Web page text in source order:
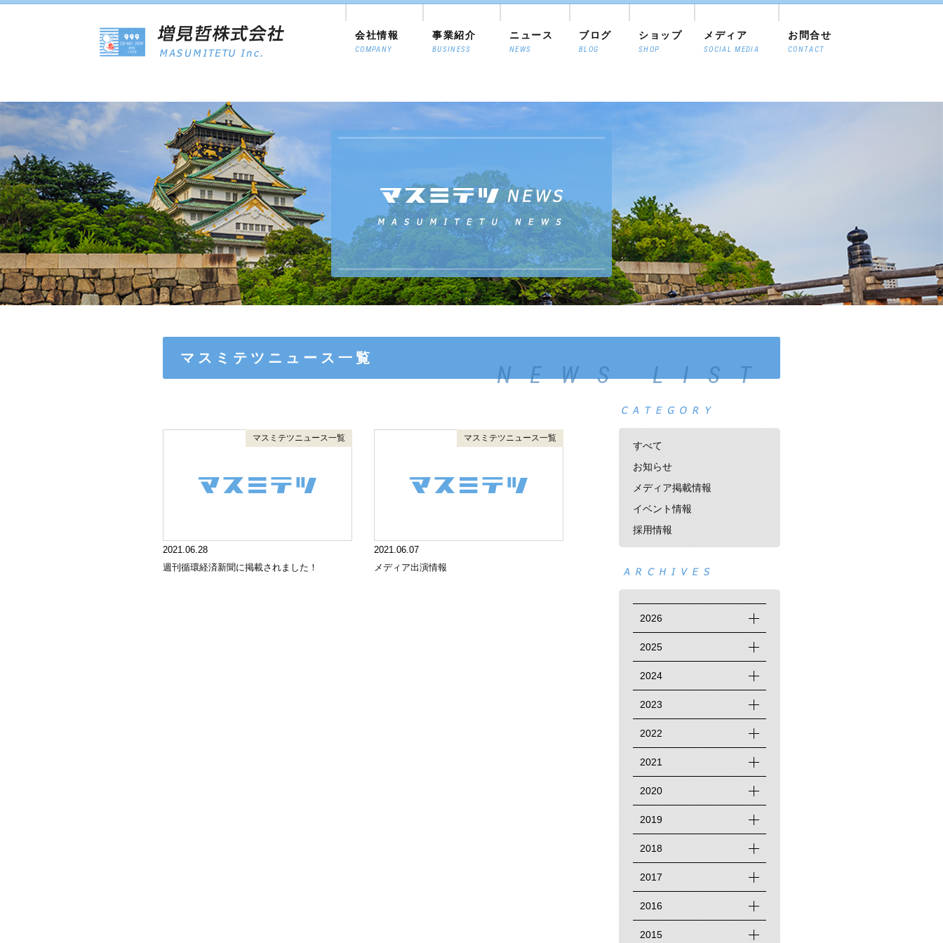
会社情報
COMPANY
事業紹介
BUSINESS
ニュース
NEWS
ブログ
BLOG
ショップ
SHOP
メディア
SOCIAL MEDIA
お問合せ
CONTACT
マスミテツニュース一覧
NEWS LIST
マスミテツニュース一覧
2021.06.28
週刊循環経済新聞に掲載されました！
マスミテツニュース一覧
2021.06.07
メディア出演情報
すべて
お知らせ
メディア掲載情報
イベント情報
採用情報
2026
2025
2024
2023
2022
2021
2020
2019
2018
2017
2016
2015